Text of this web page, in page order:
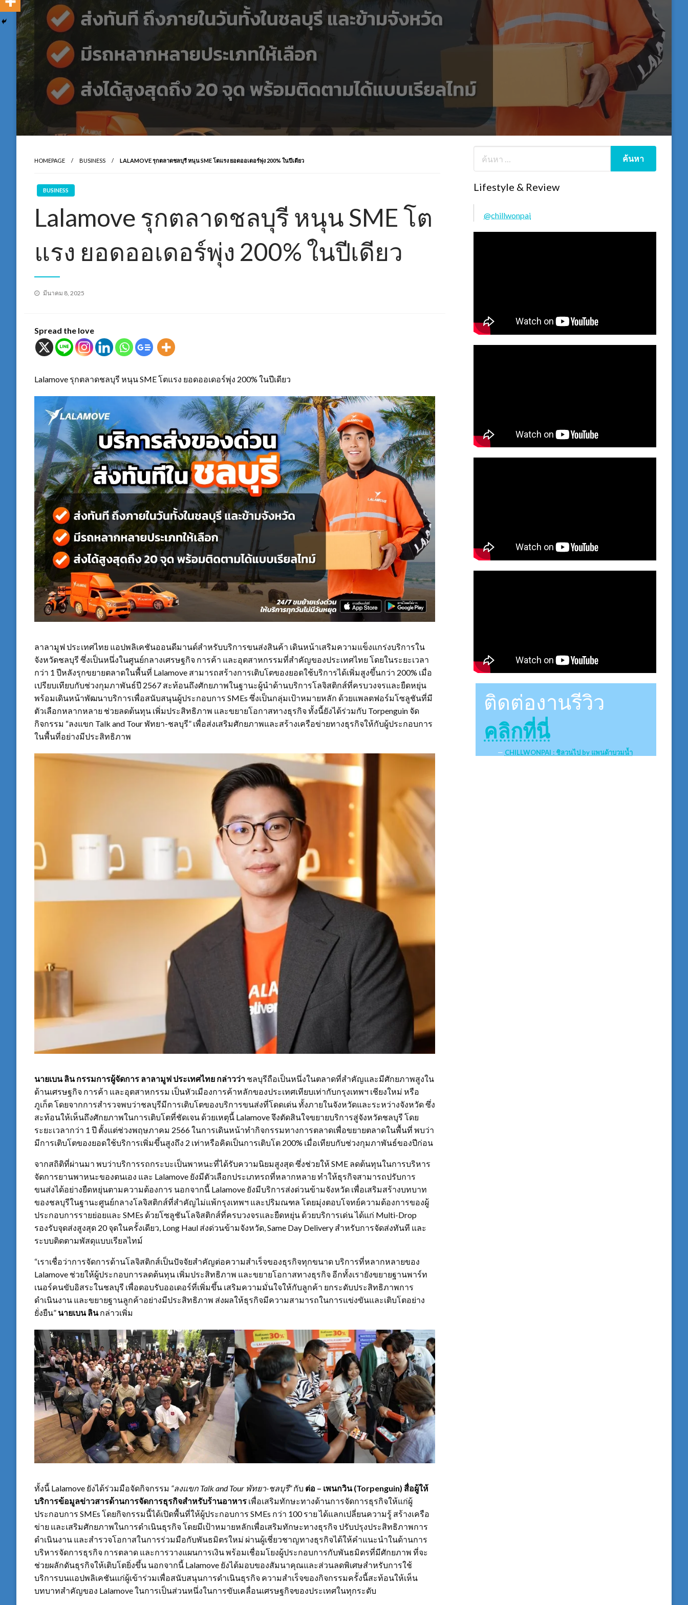
HOMEPAGE BUSINESS LALAMOVE รุกตลาดชลบุรี หนุน SME โตแรง ยอดออเดอร์พุ่ง 200% ในปีเดียว
BUSINESS
Lalamove รุกตลาดชลบุรี หนุน SME โต
แรง ยอดออเดอร์พุ่ง 200% ในปีเดียว
Posted
มีนาคม 8, 2025
Spread the love
Lalamove รุกตลาดชลบุรี หนุน SME โตแรง ยอดออเดอร์พุ่ง 200% ในปีเดียว
ลาลามูฟ ประเทศไทย แอปพลิเคชันออนดีมานด์สำหรับบริการขนส่งสินค้า เดินหน้าเสริมความแข็งแกร่งบริการใน
จังหวัดชลบุรี ซึ่งเป็นหนึ่งในศูนย์กลางเศรษฐกิจ การค้า และอุตสาหกรรมที่สำคัญของประเทศไทย โดยในระยะเวลา
กว่า 1 ปีหลังรุกขยายตลาดในพื้นที่ Lalamove สามารถสร้างการเติบโตของยอดใช้บริการได้เพิ่มสูงขึ้นกว่า 200% เมื่อ
เปรียบเทียบกับช่วงกุมภาพันธ์ปี 2567 สะท้อนถึงศักยภาพในฐานะผู้นำด้านบริการโลจิสติกส์ที่ครบวงจรและยืดหยุ่น
พร้อมเดินหน้าพัฒนาบริการเพื่อสนับสนุนผู้ประกอบการ SMEs ซึ่งเป็นกลุ่มเป้าหมายหลัก ด้วยแพลตฟอร์มโซลูชันที่มี
ตัวเลือกหลากหลาย ช่วยลดต้นทุน เพิ่มประสิทธิภาพ และขยายโอกาสทางธุรกิจ ทั้งนี้ยังได้ร่วมกับ Torpenguin จัด
กิจกรรม “ลงแขก Talk and Tour พัทยา-ชลบุรี” เพื่อส่งเสริมศักยภาพและสร้างเครือข่ายทางธุรกิจให้กับผู้ประกอบการ
ในพื้นที่อย่างมีประสิทธิภาพ
นายเบน ลิน กรรมการผู้จัดการ ลาลามูฟ ประเทศไทย กล่าวว่า ชลบุรีถือเป็นหนึ่งในตลาดที่สำคัญและมีศักยภาพสูงใน
ด้านเศรษฐกิจ การค้า และอุตสาหกรรม เป็นหัวเมืองการค้าหลักของประเทศเทียบเท่ากับกรุงเทพฯ เชียงใหม่ หรือ
ภูเก็ต โดยจากการสำรวจพบว่าชลบุรีมีการเติบโตของบริการขนส่งที่โดดเด่น ทั้งภายในจังหวัดและระหว่างจังหวัด ซึ่ง
สะท้อนให้เห็นถึงศักยภาพในการเติบโตที่ชัดเจน ด้วยเหตุนี้ Lalamove จึงตัดสินใจขยายบริการสู่จังหวัดชลบุรี โดย
ระยะเวลากว่า 1 ปี ตั้งแต่ช่วงพฤษภาคม 2566 ในการเดินหน้าทำกิจกรรมทางการตลาดเพื่อขยายตลาดในพื้นที่ พบว่า
มีการเติบโตของยอดใช้บริการเพิ่มขึ้นสูงถึง 2 เท่าหรือคิดเป็นการเติบโต 200% เมื่อเทียบกับช่วงกุมภาพันธ์ของปีก่อน
จากสถิติที่ผ่านมา พบว่าบริการรถกระบะเป็นพาหนะที่ได้รับความนิยมสูงสุด ซึ่งช่วยให้ SME ลดต้นทุนในการบริหาร
จัดการยานพาหนะของตนเอง และ Lalamove ยังมีตัวเลือกประเภทรถที่หลากหลาย ทำให้ธุรกิจสามารถปรับการ
ขนส่งได้อย่างยืดหยุ่นตามความต้องการ นอกจากนี้ Lalamove ยังมีบริการส่งด่วนข้ามจังหวัด เพื่อเสริมสร้างบทบาท
ของชลบุรีในฐานะศูนย์กลางโลจิสติกส์ที่สำคัญไม่แพ้กรุงเทพฯ และปริมณฑล โดยมุ่งตอบโจทย์ความต้องการของผู้
ประกอบการรายย่อยและ SMEs ด้วยโซลูชันโลจิสติกส์ที่ครบวงจรและยืดหยุ่น ด้วยบริการเด่น ได้แก่ Multi-Drop
รองรับจุดส่งสูงสุด 20 จุดในครั้งเดียว, Long Haul ส่งด่วนข้ามจังหวัด, Same Day Delivery สำหรับการจัดส่งทันที และ
ระบบติดตามพัสดุแบบเรียลไทม์
“เราเชื่อว่าการจัดการด้านโลจิสติกส์เป็นปัจจัยสำคัญต่อความสำเร็จของธุรกิจทุกขนาด บริการที่หลากหลายของ
Lalamove ช่วยให้ผู้ประกอบการลดต้นทุน เพิ่มประสิทธิภาพ และขยายโอกาสทางธุรกิจ อีกทั้งเรายังขยายฐานพาร์ท
เนอร์คนขับอิสระในชลบุรี เพื่อตอบรับออเดอร์ที่เพิ่มขึ้น เสริมความมั่นใจให้กับลูกค้า ยกระดับประสิทธิภาพการ
ดำเนินงาน และขยายฐานลูกค้าอย่างมีประสิทธิภาพ ส่งผลให้ธุรกิจมีความสามารถในการแข่งขันและเติบโตอย่าง
ยั่งยืน” นายเบน ลินกล่าวเพิ่ม
ทั้งนี้ Lalamove ยังได้ร่วมมือจัดกิจกรรม “ลงแขก Talk and Tour พัทยา-ชลบุรี”กับ ต่อ – เพนกวิน (Torpenguin) สื่อผู้ให้
บริการข้อมูลข่าวสารด้านการจัดการธุรกิจสำหรับร้านอาหาร เพื่อเสริมทักษะทางด้านการจัดการธุรกิจให้แก่ผู้
ประกอบการ SMEs โดยกิจกรรมนี้ได้เปิดพื้นที่ให้ผู้ประกอบการ SMEs กว่า 100 ราย ได้แลกเปลี่ยนความรู้ สร้างเครือ
ข่าย และเสริมศักยภาพในการดำเนินธุรกิจ โดยมีเป้าหมายหลักเพื่อเสริมทักษะทางธุรกิจ ปรับปรุงประสิทธิภาพการ
ดำเนินงาน และสำรวจโอกาสในการร่วมมือกับพันธมิตรใหม่ ผ่านผู้เชี่ยวชาญทางธุรกิจได้ให้คำแนะนำในด้านการ
บริหารจัดการธุรกิจ การตลาด และการวางแผนการเงิน พร้อมเชื่อมโยงผู้ประกอบการกับพันธมิตรที่มีศักยภาพ ที่จะ
ช่วยผลักดันธุรกิจให้เติบโตยิ่งขึ้น นอกจากนี้ Lalamove ยังได้มอบของสัมนาคุณและส่วนลดพิเศษสำหรับการใช้
บริการบนแอปพลิเคชันแก่ผู้เข้าร่วมเพื่อสนับสนุนการดำเนินธุรกิจ ความสำเร็จของกิจกรรมครั้งนี้สะท้อนให้เห็น
บทบาทสำคัญของ Lalamove ในการเป็นส่วนหนึ่งในการขับเคลื่อนเศรษฐกิจของประเทศในทุกระดับ
Lifestyle & Review
@chillwonpai
ติดต่องานรีวิว
คลิกที่นี่
CHILLWONPAI : ชิลวนไป by แพนด้าบวมน้ำ